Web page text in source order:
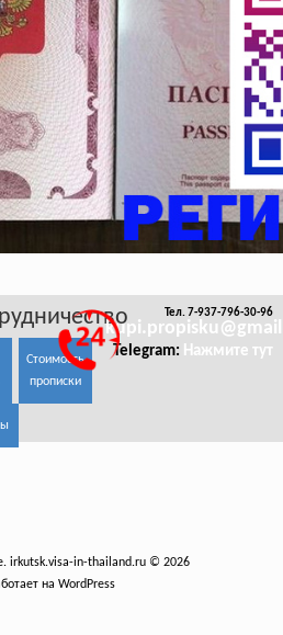
Стоимость
прописки
Тел. 7-937-796-30-96
Telegram: Нажмите тут
irkutsk.visa-in-thailand.ru © 2026
на WordPress